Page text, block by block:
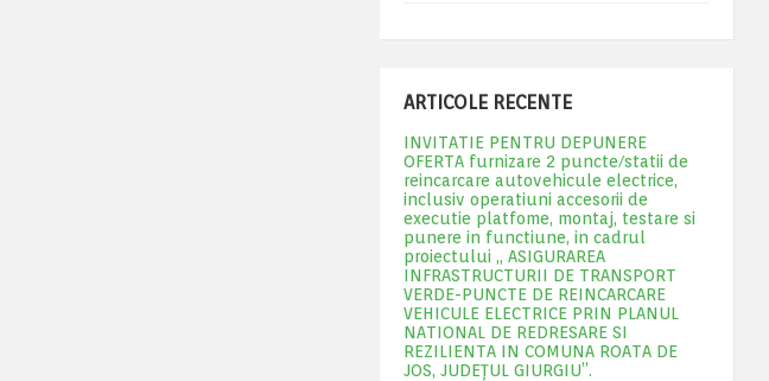
ARTICOLE RECENTE
INVITATIE PENTRU DEPUNERE
OFERTA furnizare 2 puncte/statii de
reincarcare autovehicule electrice,
inclusiv operatiuni accesorii de
executie platfome, montaj, testare si
punere in functiune, in cadrul
proiectului „ ASIGURAREA
INFRASTRUCTURII DE TRANSPORT
VERDE-PUNCTE DE REINCARCARE
VEHICULE ELECTRICE PRIN PLANUL
NATIONAL DE REDRESARE SI
REZILIENTA IN COMUNA ROATA DE
JOS, JUDEŢUL GIURGIU”.